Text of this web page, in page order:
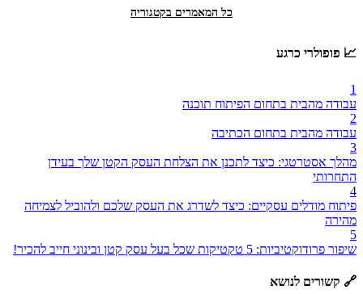
כל המאמרים בקטגוריה
📈 פופולרי כרגע
1
עבודה מהבית בתחום הפיתוח תוכנה
2
עבודה מהבית בתחום הכתיבה
3
מהלך אסטרטגי: כיצד לתכנן את הצלחת העסק הקטן שלך בעידן
התחרותי
4
פיתוח מודלים עסקיים: כיצד לשדרג את העסק שלכם ולהוביל לצמיחה
מהירה
5
שיפור פרודוקטיביות: 5 טקטיקות שכל בעל עסק קטן ובינוני חייב להכיר!
🔗 קשורים לנושא